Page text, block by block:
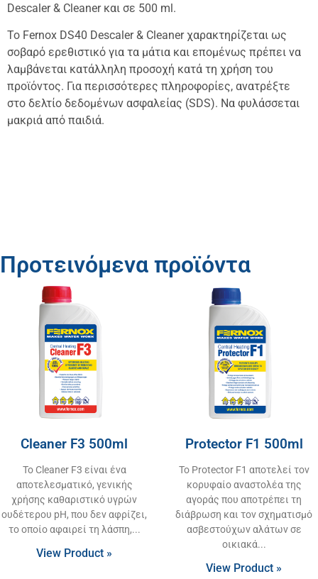
Descaler & Cleaner και σε 500 ml.
Το Fernox DS40 Descaler & Cleaner χαρακτηρίζεται ως
σοβαρό ερεθιστικό για τα μάτια και επομένως πρέπει να
λαμβάνεται κατάλληλη προσοχή κατά τη χρήση του
προϊόντος. Για περισσότερες πληροφορίες, ανατρέξτε
στο δελτίο δεδομένων ασφαλείας (SDS). Να φυλάσσεται
μακριά από παιδιά.
Προτεινόμενα προϊόντα
Cleaner F3 500ml
Το Cleaner F3 είναι ένα
αποτελεσματικό, γενικής
χρήσης καθαριστικό υγρών
ουδέτερου pH, που δεν αφρίζει,
το οποίο αφαιρεί τη λάσπη,
View Product »
Protector F1 500ml
Το Protector F1 αποτελεί τον
κορυφαίο αναστολέα της
αγοράς που αποτρέπει τη
διάβρωση και τον σχηματισμό
ασβεστούχων αλάτων σε
οικιακά
View Product »